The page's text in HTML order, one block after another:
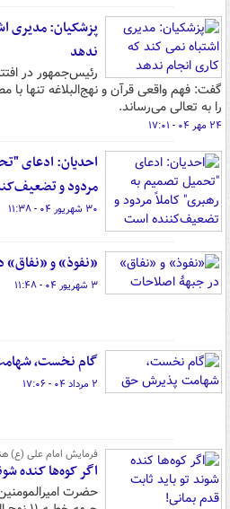
پزشکیان: مدیری
ندهد
رئیس‌جمهور در
گفت: فهم واقعی قرآن و نهج‌البلاغه تنها
را به تعالی می‌رساند.
۲۴ مهر ۰۴ - ۱۷:۰۱
احدیان: ادعای
مردود و
۳۰ شهریور ۰۴ - ۱۱:۳۸
«نفوذ» و
۳ شهریور ۰۴ - ۱۱:۴۸
گام نخست،
۲ مرداد ۰۴ - ۱۷:۰۶
فرمایش امام علی (ع)
اگر کوه‌ها کنده
حضرت